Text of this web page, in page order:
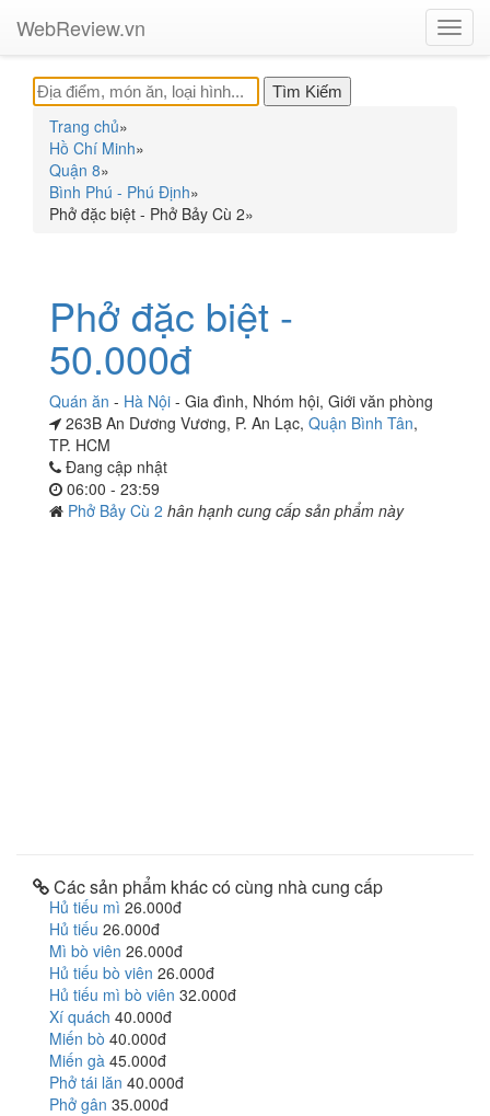
WebReview.vn
Trang chủ»
Hồ Chí Minh»
Quận 8»
Bình Phú - Phú Định»
Phở đặc biệt - Phở Bảy Cù 2»
Phở đặc biệt -
50.000đ
Quán ăn - Hà Nội - Gia đình, Nhóm hội, Giới văn phòng
263B An Dương Vương, P. An Lạc, Quận Bình Tân,
TP. HCM
Đang cập nhật
06:00 - 23:59
Phở Bảy Cù 2 hân hạnh cung cấp sản phẩm này
Các sản phẩm khác có cùng nhà cung cấp
Hủ tiếu mì 26.000đ
Hủ tiếu 26.000đ
Mì bò viên 26.000đ
Hủ tiếu bò viên 26.000đ
Hủ tiếu mì bò viên 32.000đ
Xí quách 40.000đ
Miến bò 40.000đ
Miến gà 45.000đ
Phở tái lăn 40.000đ
Phở gân 35.000đ